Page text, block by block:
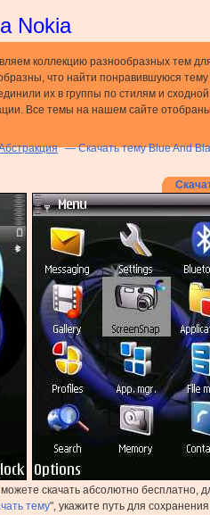
Nokia
коллекцию разнообразных тем
что найти понравившуюся
их в группы по стилям и
Все темы на нашем сайте
— Скачать тему Blue And
скачать абсолютно бесплатно,
тему", укажите путь для